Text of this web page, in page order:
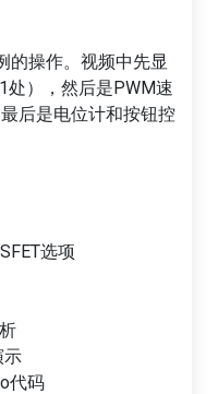
的操作。视频中先显
处），然后是PWM速
后是电位计和按钮控
选项
示
代码